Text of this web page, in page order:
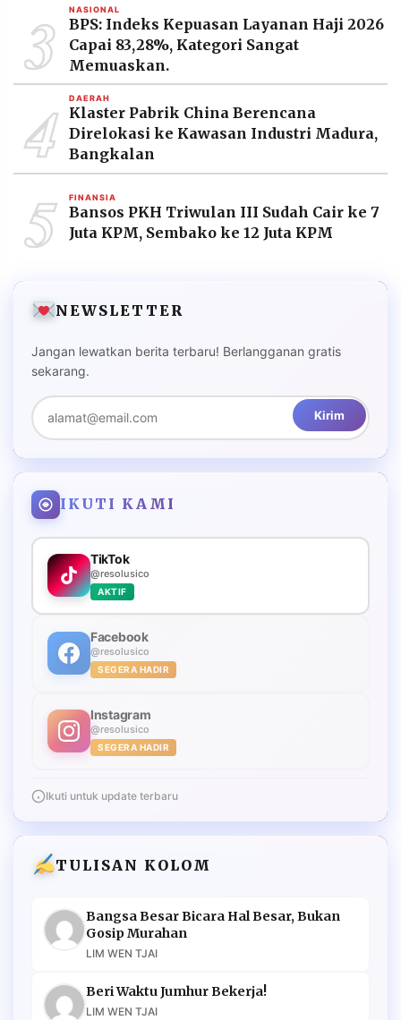
PRAMUDITA
3 NASIONAL
BPS: Indeks Kepuasan Layanan Haji 2026
Capai 83,28%, Kategori Sangat
Memuaskan.
4 DAERAH
Klaster Pabrik China Berencana
Direlokasi ke Kawasan Industri Madura,
Bangkalan
5 FINANSIA
Bansos PKH Triwulan III Sudah Cair ke 7
Juta KPM, Sembako ke 12 Juta KPM
NEWSLETTER
Jangan lewatkan berita terbaru! Berlangganan gratis
sekarang.
Kirim
IKUTI KAMI
TikTok
@resolusico
AKTIF
Facebook
@resolusico
SEGERA HADIR
Instagram
@resolusico
SEGERA HADIR
Ikuti untuk update terbaru
TULISAN KOLOM
Bangsa Besar Bicara Hal Besar, Bukan
Gosip Murahan
LIM WEN TJAI
Beri Waktu Jumhur Bekerja!
LIM WEN TJAI